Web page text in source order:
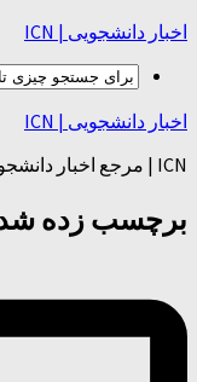
اخبار دانشجویی | ICN
اخبار دانشجویی | ICN
ICN | مرجع اخبار دانشجویی
برچسب زده